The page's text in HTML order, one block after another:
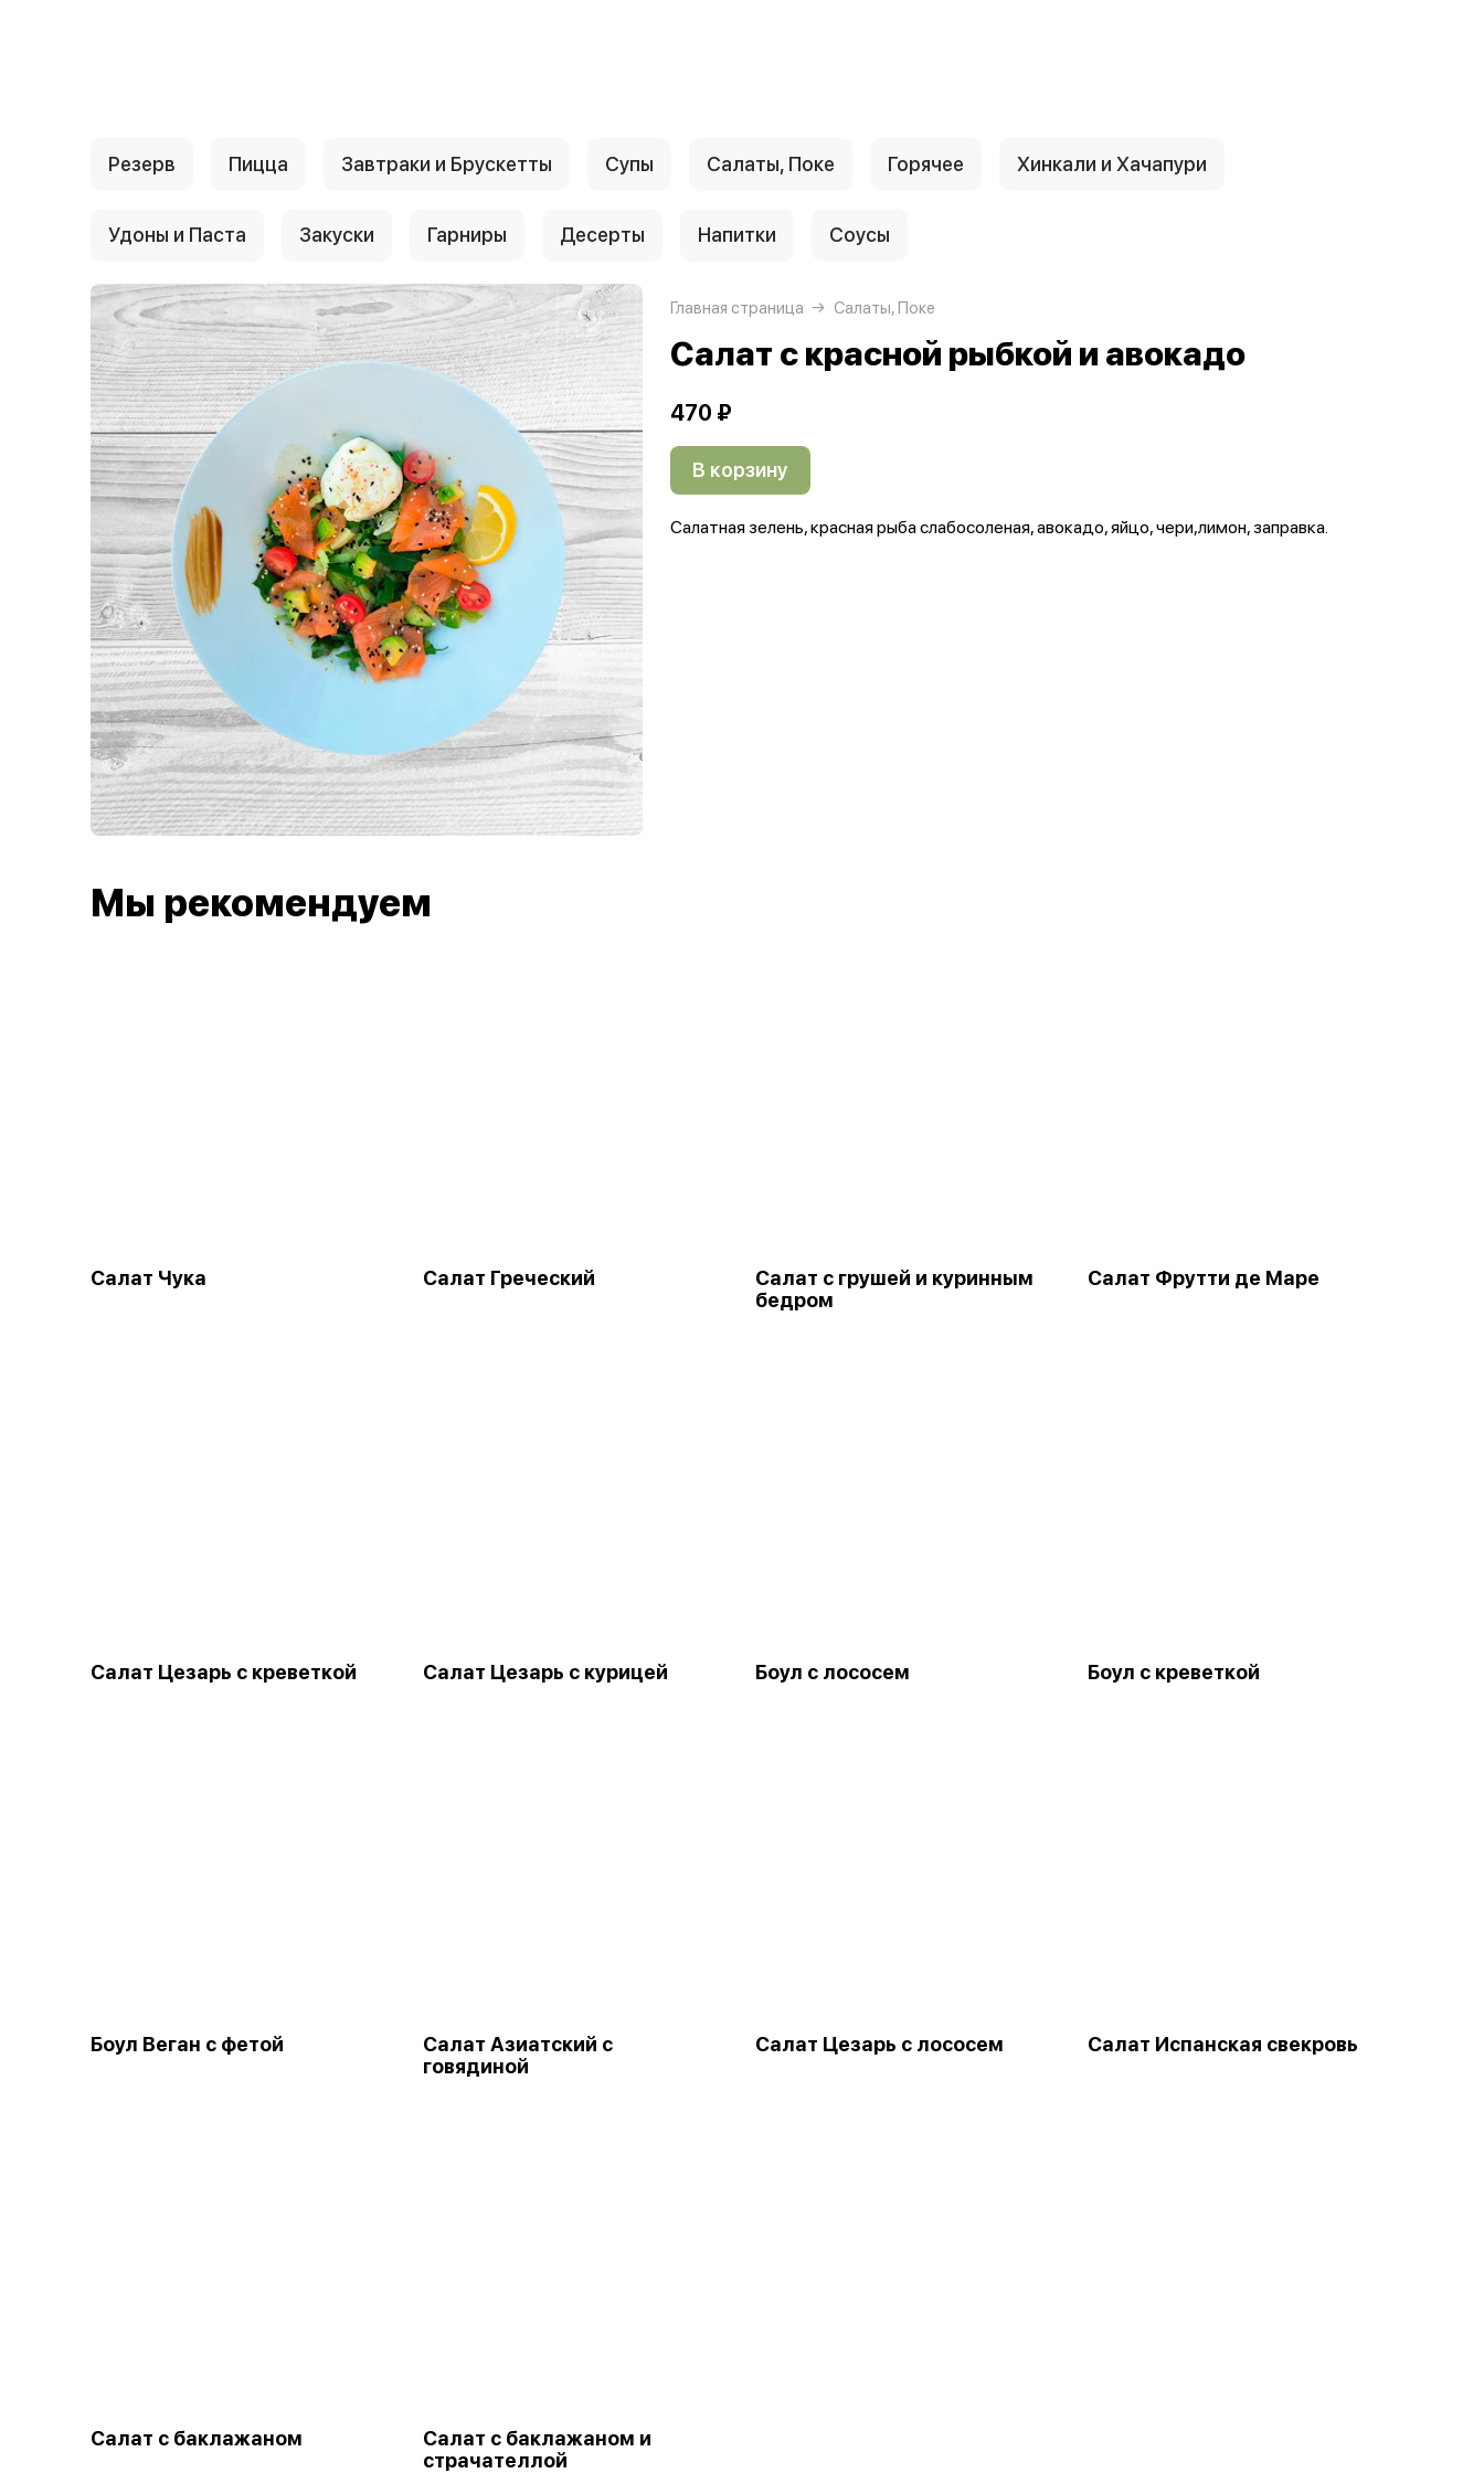
Резерв Пицца Завтраки и Брускетты Супы Салаты, Поке Горячее Хинкали и Хачапури
Удоны и Паста Закуски Гарниры Десерты Напитки Соусы
Главная страница Салаты, Поке
Салат с красной рыбкой и авокадо
470 ₽
В корзину
Салатная зелень, красная рыба слабосоленая, авокадо, яйцо, чери,лимон, заправка.
Мы рекомендуем
Салат Чука Салат Греческий
Салат с грушей и куринным
бедром
Салат Фрутти де Маре
Салат Цезарь с креветкой Салат Цезарь с курицей Боул с лососем Боул с креветкой
Боул Веган с фетой
Салат Азиатский с
говядиной
Салат Цезарь с лососем Салат Испанская свекровь
Салат с баклажаном
Салат с баклажаном и
страчателлой